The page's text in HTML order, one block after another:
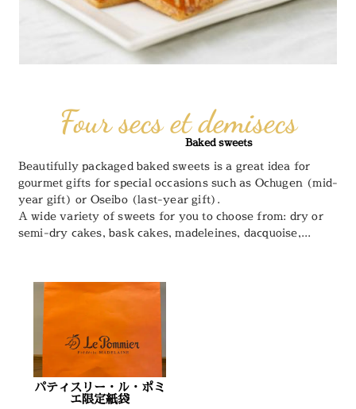
Four secs et demisecs
Baked sweets
Beautifully packaged baked sweets is a great idea for
gourmet gifts for special occasions such as Ochugen (mid-
year gift) or Oseibo (last-year gift).
A wide variety of sweets for you to choose from: dry or
semi-dry cakes, bask cakes, madeleines, dacquoise,...
パティスリー・ル・ポミ
エ限定紙袋